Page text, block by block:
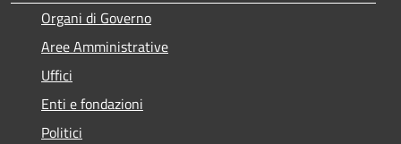
Organi di Governo
Aree Amministrative
Uffici
Enti e fondazioni
Politici